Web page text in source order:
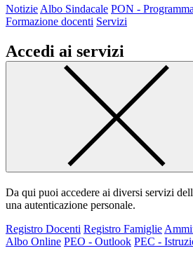
Notizie Albo Sindacale PON -
Formazione docenti Servizi
Accedi ai servizi
Da qui puoi accedere ai diversi servizi
una autenticazione personale.
Registro Docenti Registro Famiglie
Albo Online PEO - Outlook PEC -